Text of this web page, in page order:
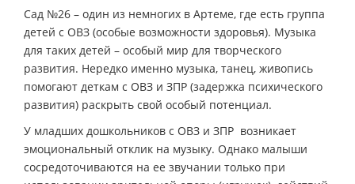
Сад №26 – один из немногих в Артеме, где есть группа
детей с ОВЗ (особые возможности здоровья). Музыка
для таких детей – особый мир для творческого
развития. Нередко именно музыка, танец, живопись
помогают деткам с ОВЗ и ЗПР (задержка психического
развития) раскрыть свой особый потенциал.
У младших дошкольников с ОВЗ и ЗПР возникает
эмоциональный отклик на музыку. Однако малыши
сосредоточиваются на ее звучании только при